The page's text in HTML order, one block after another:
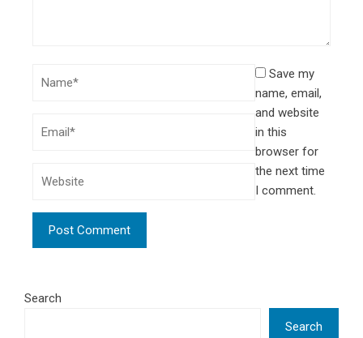
Save my
name, email,
and website
in this
browser for
the next time
I comment.
Search
Search